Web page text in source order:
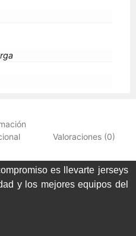
Valoraciones (0)
es llevarte jerseys
y los mejores equipos del